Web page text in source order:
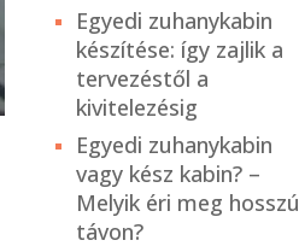
Egyedi zuhanykabin
készítése: így zajlik a
tervezéstől a
kivitelezésig
Egyedi zuhanykabin
vagy kész kabin? –
Melyik éri meg hosszú
távon?